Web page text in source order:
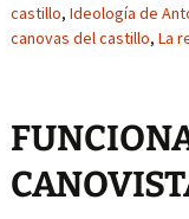
castillo, Ideología de
canovas del castillo, La